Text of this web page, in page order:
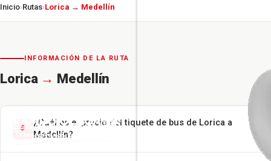
Inicio›Rutas›Lorica → Medellín
INFORMACIÓN DE LA RUTA
Lorica → Medellín
¿Cuál es el precio del tiquete de bus de Lorica a
Medellín?